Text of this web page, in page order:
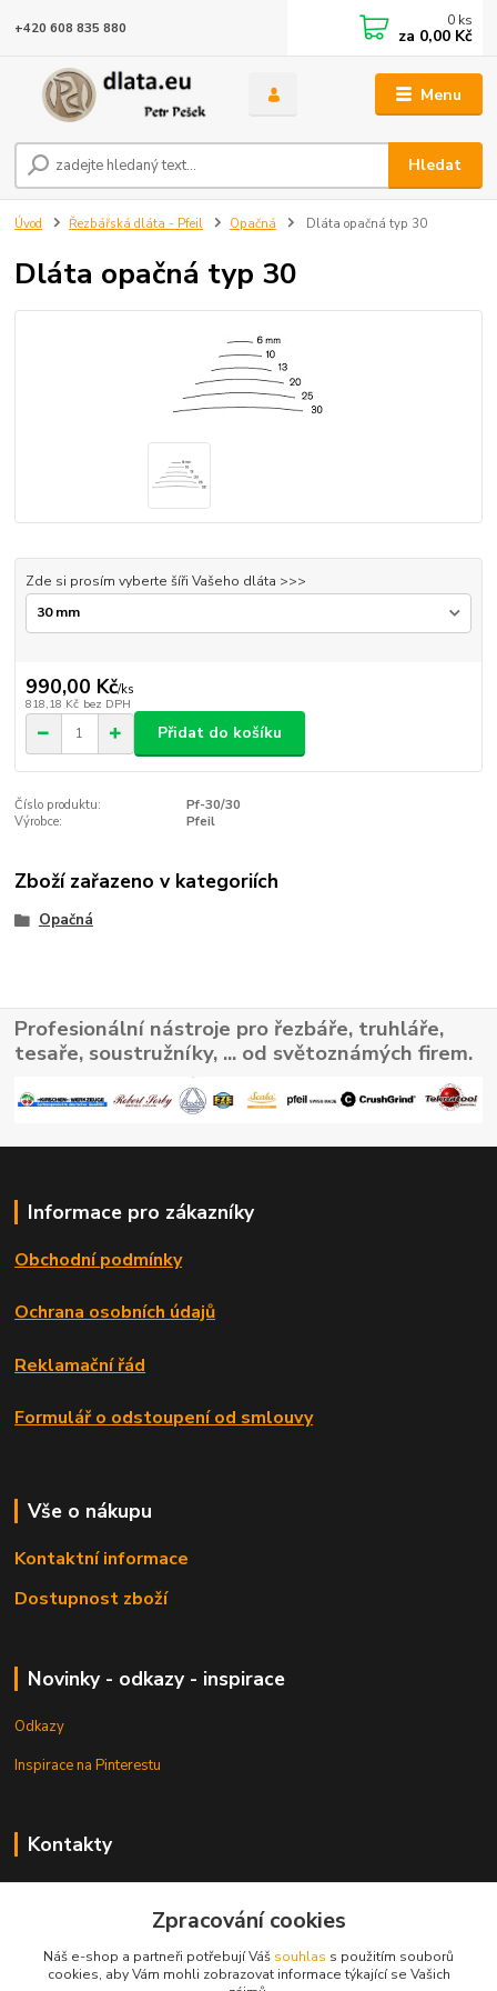
Menu
Hledat
+420 608 835 880 0 ks
za 0,00 Kč
Úvod Řezbářská dláta - Pfeil Opačná Dláta opačná typ 30
Dláta opačná typ 30
Zde si prosím vyberte šíři Vašeho dláta >>>
990,00 Kč/ks
818,18 Kč bez DPH
Přidat do košíku
Číslo produktu:
Pf-30/30
Výrobce:
Pfeil
Zboží zařazeno v kategoriích
Opačná
Profesionální nástroje pro řezbáře, truhláře,
tesaře, soustružníky, ... od světoznámých firem.
Informace pro zákazníky
Obchodní podmínky
Ochrana osobních údajů
Reklamační řád
Formulář o odstoupení od smlouvy
Vše o nákupu
Kontaktní informace
Dostupnost zboží
Novinky - odkazy - inspirace
Odkazy
Inspirace na Pinterestu
Kontakty
Petr Pešek
+420 608 835 880
info@dlata.eu
Zpracování cookies
Náš e-shop a partneři potřebují Váš souhlas s použitím souborů
cookies, aby Vám mohli zobrazovat informace týkající se Vašich